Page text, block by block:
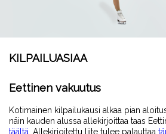
KILPAILUASIAA
Eettinen vakuutus
Kotimainen kilpailukausi alkaa pian
näin kauden alussa allekirjoittaa taas
täältä . Allekirjoitettu liite tulee palauttaa